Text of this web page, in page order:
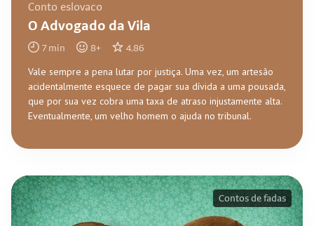
Conto eslovaco
O Advogado da Vila
7min 8+ 4.86
Vale sempre a pena lutar por justiça. Uma vez, um artesão
acidentalmente esquece de pagar sua dívida a uma pousada,
que por sua vez cobra uma taxa de atraso injustamente alta.
Eventualmente, um velho homem o ajuda no tribunal.
Contos de fadas